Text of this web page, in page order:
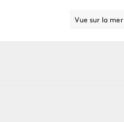
Vue sur la mer